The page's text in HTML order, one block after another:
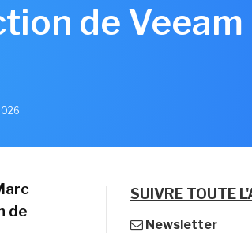
de Veeam
de
SUIVRE TOUTE
Newsletter